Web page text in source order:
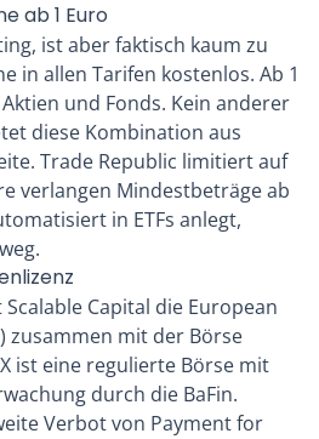
ab 1 Euro
ist aber faktisch kaum zu
in allen Tarifen kostenlos. Ab 1
Aktien und Fonds. Kein anderer
diese Kombination aus
Trade Republic limitiert auf
verlangen Mindestbeträge ab
in ETFs anlegt,
Capital die European
zusammen mit der Börse
ist eine regulierte Börse mit
durch die BaFin.
Verbot von Payment for